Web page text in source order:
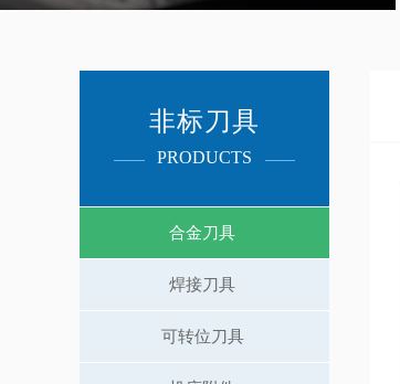
PRODUCTS​
非标刀具
合金刀具
焊接刀具
可转位刀具